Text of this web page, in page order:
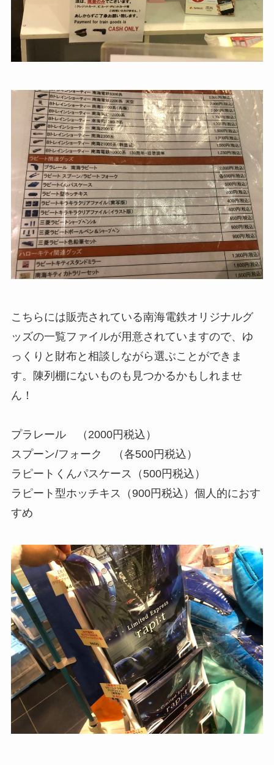
こちらには販売されている南海電鉄オリジナルグ
ッズの一覧ファイルが用意されていますので、ゆ
っくりと財布と相談しながら選ぶことができま
す。陳列棚にないものも見つかるかもしれませ
ん！
プラレール （2000円税込）
スプーン/フォーク （各500円税込）
ラピートくんパスケース（500円税込）
ラピート型ホッチキス（900円税込）個人的におす
すめ